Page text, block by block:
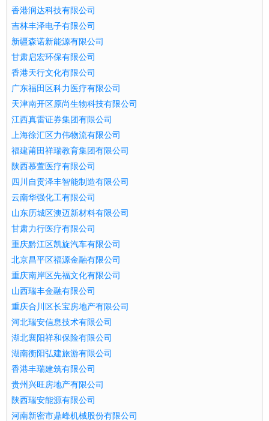
香港润达科技有限公司
吉林丰泽电子有限公司
新疆森诺新能源有限公司
甘肃启宏环保有限公司
香港天行文化有限公司
广东福田区科力医疗有限公司
天津南开区原尚生物科技有限公司
江西真雷证券集团有限公司
上海徐汇区力伟物流有限公司
福建莆田祥瑞教育集团有限公司
陕西慕萱医疗有限公司
四川自贡泽丰智能制造有限公司
云南华强化工有限公司
山东历城区澳迈新材料有限公司
甘肃力行医疗有限公司
重庆黔江区凯旋汽车有限公司
北京昌平区福源金融有限公司
重庆南岸区先福文化有限公司
山西瑞丰金融有限公司
重庆合川区长宝房地产有限公司
河北瑞安信息技术有限公司
湖北襄阳祥和保险有限公司
湖南衡阳弘建旅游有限公司
香港丰瑞建筑有限公司
贵州兴旺房地产有限公司
陕西瑞安能源有限公司
河南新密市鼎峰机械股份有限公司